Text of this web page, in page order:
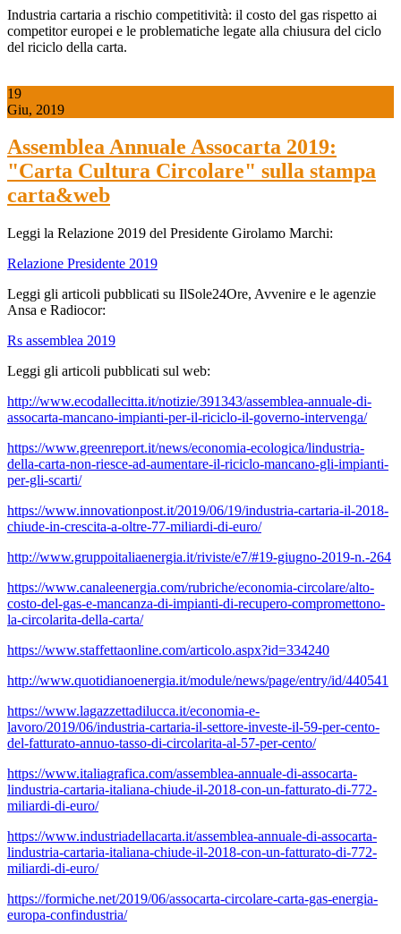
Industria cartaria a rischio competitività: il costo del gas rispetto ai
competitor europei e le problematiche legate alla chiusura del ciclo
del riciclo della carta.
19
Giu, 2019
Assemblea Annuale Assocarta 2019:
"Carta Cultura Circolare" sulla stampa
carta&web
Leggi la Relazione 2019 del Presidente Girolamo Marchi:
Relazione Presidente 2019
Leggi gli articoli pubblicati su IlSole24Ore, Avvenire e le agenzie
Ansa e Radiocor:
Rs assemblea 2019
Leggi gli articoli pubblicati sul web:
http://www.ecodallecitta.it/notizie/391343/assemblea-annuale-di-
assocarta-mancano-impianti-per-il-riciclo-il-governo-intervenga/
https://www.greenreport.it/news/economia-ecologica/lindustria-
della-carta-non-riesce-ad-aumentare-il-riciclo-mancano-gli-impianti-
per-gli-scarti/
https://www.innovationpost.it/2019/06/19/industria-cartaria-il-2018-
chiude-in-crescita-a-oltre-77-miliardi-di-euro/
http://www.gruppoitaliaenergia.it/riviste/e7/#19-giugno-2019-n.-264
https://www.canaleenergia.com/rubriche/economia-circolare/alto-
costo-del-gas-e-mancanza-di-impianti-di-recupero-compromettono-
la-circolarita-della-carta/
https://www.staffettaonline.com/articolo.aspx?id=334240
http://www.quotidianoenergia.it/module/news/page/entry/id/440541
https://www.lagazzettadilucca.it/economia-e-
lavoro/2019/06/industria-cartaria-il-settore-investe-il-59-per-cento-
del-fatturato-annuo-tasso-di-circolarita-al-57-per-cento/
https://www.italiagrafica.com/assemblea-annuale-di-assocarta-
lindustria-cartaria-italiana-chiude-il-2018-con-un-fatturato-di-772-
miliardi-di-euro/
https://www.industriadellacarta.it/assemblea-annuale-di-assocarta-
lindustria-cartaria-italiana-chiude-il-2018-con-un-fatturato-di-772-
miliardi-di-euro/
https://formiche.net/2019/06/assocarta-circolare-carta-gas-energia-
europa-confindustria/